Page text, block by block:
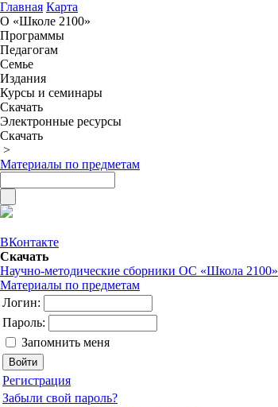
Главная Карта
О «Школе 2100»
Программы
Педагогам
Семье
Издания
Курсы и семинары
Скачать
Электронные ресурсы
Скачать
>
Материалы по предметам
ВКонтакте
Скачать
Научно-методические сборники ОС «Школа 2100»
Материалы по предметам
Логин:
Пароль:
Запомнить меня
Регистрация
Забыли свой пароль?